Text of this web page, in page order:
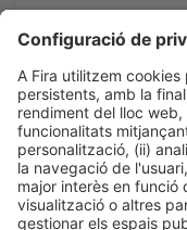
#automatización,
Dj 22 13:00h -
Obert
LLegir més